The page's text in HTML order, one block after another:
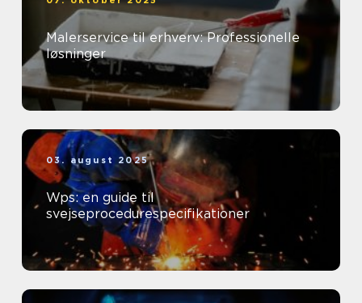
Malerservice til erhverv: Professionelle
løsninger
03. august 2025
Wps: en guide til
svejseprocedurespecifikationer